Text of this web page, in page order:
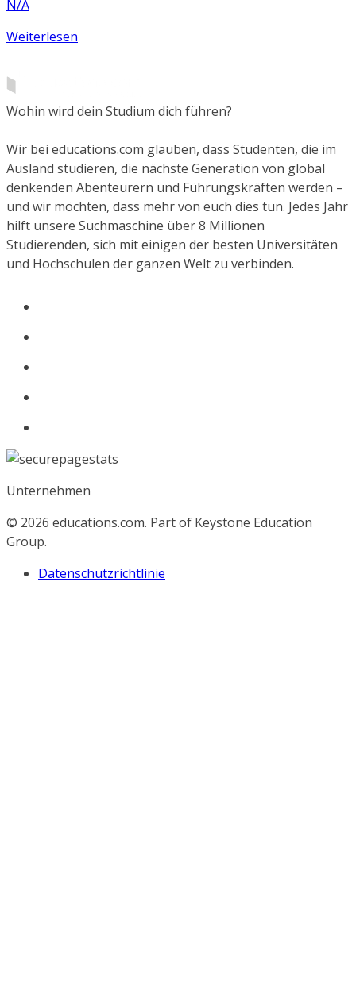
N/A
Weiterlesen
Wohin wird dein Studium dich führen?
Wir bei educations.com glauben, dass Studenten, die im
Ausland studieren, die nächste Generation von global
denkenden Abenteurern und Führungskräften werden –
und wir möchten, dass mehr von euch dies tun. Jedes Jahr
hilft unsere Suchmaschine über 8 Millionen
Studierenden, sich mit einigen der besten Universitäten
und Hochschulen der ganzen Welt zu verbinden.
Unternehmen
© 2026 educations.com. Part of Keystone Education
Group.
Datenschutzrichtlinie